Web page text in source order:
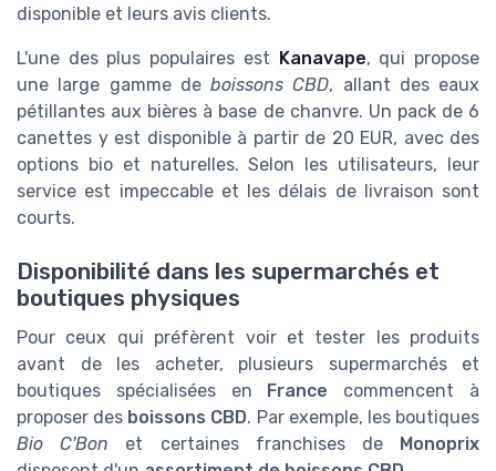
disponible et leurs avis clients.
L'une des plus populaires est Kanavape, qui propose
une large gamme de boissons CBD, allant des eaux
pétillantes aux bières à base de chanvre. Un pack de 6
canettes y est disponible à partir de 20 EUR, avec des
options bio et naturelles. Selon les utilisateurs, leur
service est impeccable et les délais de livraison sont
courts.
Disponibilité dans les supermarchés et
boutiques physiques
Pour ceux qui préfèrent voir et tester les produits
avant de les acheter, plusieurs supermarchés et
boutiques spécialisées en
France commencent à
proposer des boissons CBD. Par exemple, les boutiques
Bio C'Bon et certaines franchises de
Monoprix